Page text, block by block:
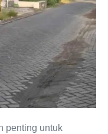
penting untuk